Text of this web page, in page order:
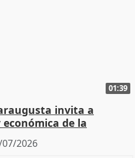
01:39
invita a
de la
07/2026